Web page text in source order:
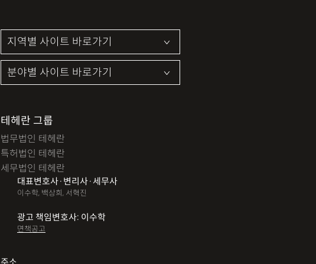
테헤란 그룹
법무법인 테헤란
특허법인 테헤란
세무법인 테헤란
대표변호사·변리사·세무사
이수학, 백상희, 서혁진
광고 책임변호사: 이수학
면책공고